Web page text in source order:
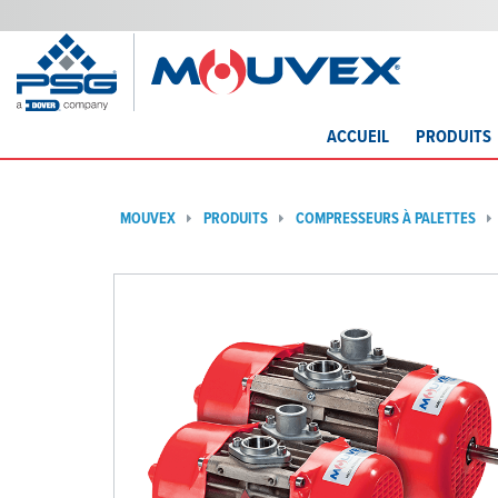
ACCUEIL PRODUITS
MOUVEX PRODUITS COMPRESSEURS À PALETTES